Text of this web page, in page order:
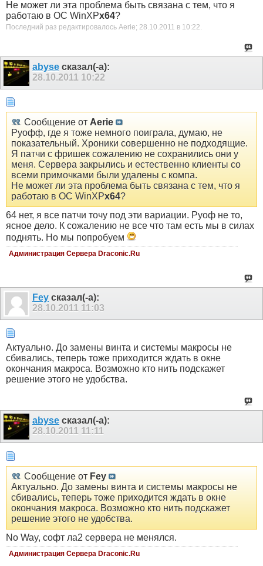
Не может ли эта проблема быть связана с тем, что я
работаю в ОС WinXPx64?
Последний раз редактировалось Aerie; 28.10.2011 в 10:22.
abyse сказал(-а):
28.10.2011 10:22
Сообщение от Aerie
Руофф, где я тоже немного поиграла, думаю, не
показательный. Хроники совершенно не подходящие.
Я патчи с фришек сожалению не сохранились они у
меня. Сервера закрылись и естественно клиенты со
всеми примочками были удалены с компа.
Не может ли эта проблема быть связана с тем, что я
работаю в ОС WinXPx64?
64 нет, я все патчи точу под эти вариации. Руоф не то,
ясное дело. К сожалению не все что там есть мы в силах
поднять. Но мы попробуем
Администрация Сервера Draconic.Ru
Fey сказал(-а):
28.10.2011 11:03
Актуально. До замены винта и системы макросы не
сбивались, теперь тоже приходится ждать в окне
окончания макроса. Возможно кто нить подскажет
решение этого не удобства.
abyse сказал(-а):
28.10.2011 11:11
Сообщение от Fey
Актуально. До замены винта и системы макросы не
сбивались, теперь тоже приходится ждать в окне
окончания макроса. Возможно кто нить подскажет
решение этого не удобства.
No Way, софт ла2 сервера не менялся.
Администрация Сервера Draconic.Ru